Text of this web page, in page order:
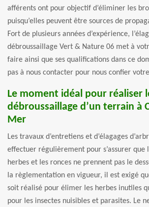
afférents ont pour objectif d’éliminer les
puisqu’elles peuvent être sources de
Fort de plusieurs années d’expérience,
débroussaillage Vert & Nature 06 met à
faire ainsi que ses qualifications dans ce
pas à nous contacter pour nous confier
Le moment idéal pour réaliser
débroussaillage d’un terrain à
Mer
Les travaux d’entretiens et d’élagages
effectuer régulièrement pour s’assurer que
herbes et les ronces ne prennent pas le
la règlementation en vigueur, il est exigé
soit réalisé pour élimer les herbes inutiles
pour les insectes nuisibles et parasites. Le